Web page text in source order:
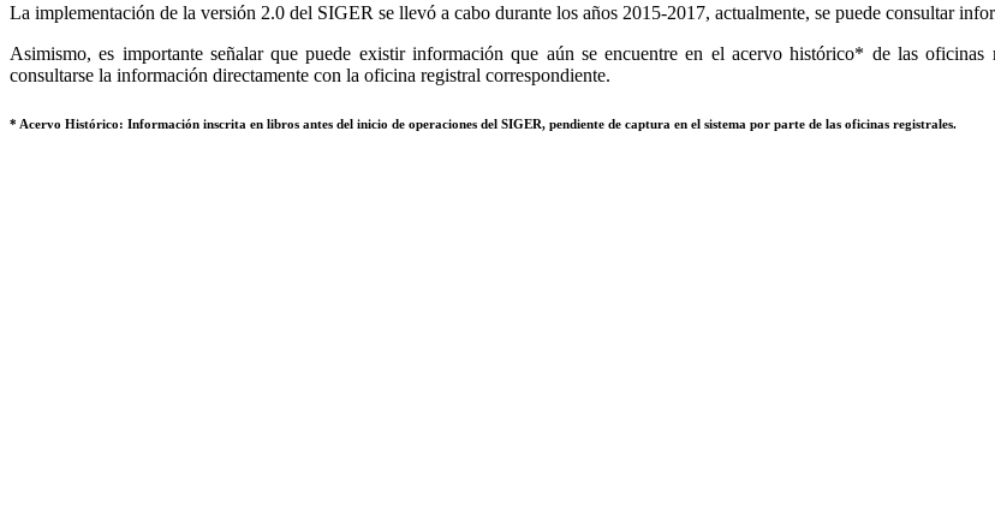
La implementación de la versión 2.0 del SIGER se llevó a cabo durante los años 2015-2017, actualmente, se puede consultar
Asimismo, es importante señalar que puede existir información que aún se encuentre en el acervo histórico* de las
consultarse la información directamente con la oficina registral correspondiente.
* Acervo Histórico: Información inscrita en libros antes del inicio de operaciones del SIGER, pendiente de captura en el sistema por parte de las oficinas registrales.